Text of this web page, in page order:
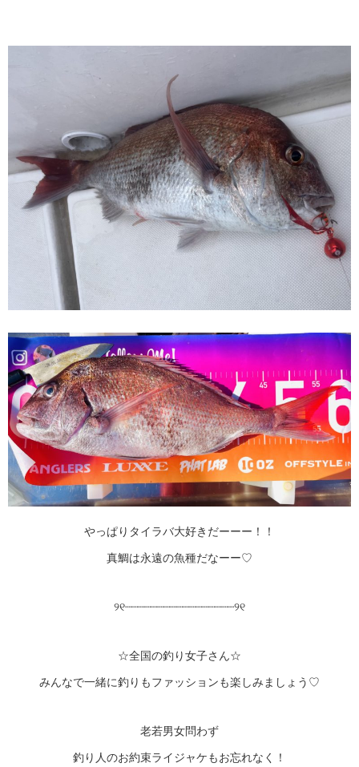
やっぱりタイラバ大好きだーーー！！
真鯛は永遠の魚種だなーー♡
୨୧┈┈┈┈┈┈┈┈┈┈┈┈┈┈┈┈┈୨୧
☆全国の釣り女子さん☆
みんなで一緒に釣りもファッションも楽しみましょう♡
老若男女問わず
釣り人のお約束ライジャケもお忘れなく！